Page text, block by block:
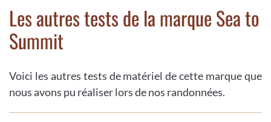
Les autres tests de la marque Sea to
Summit
Voici les autres tests de matériel de cette marque que
nous avons pu réaliser lors de nos randonnées.